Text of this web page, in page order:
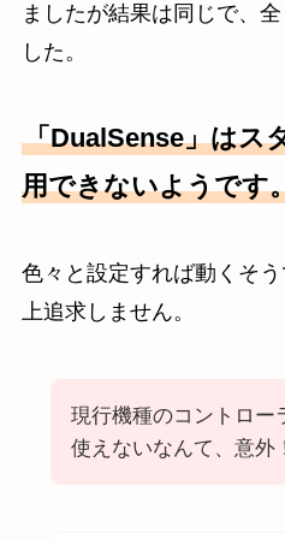
ましたが結果は同じで、
した。
「DualSense」はス
用できないようです
色々と設定すれば動くそ
上追求しません。
現行機種のコントロー
使えないなんて、意外